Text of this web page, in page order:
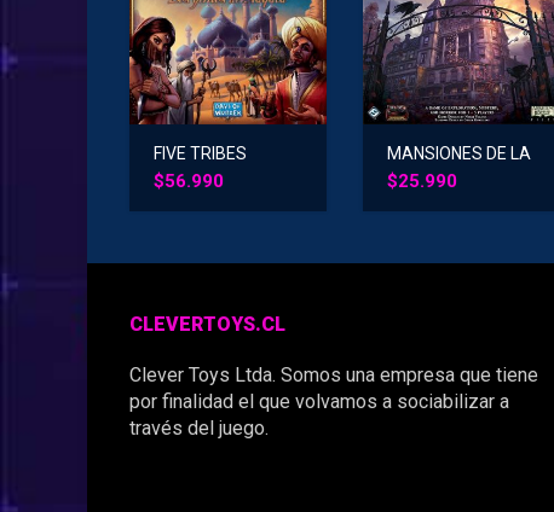
FIVE TRIBES
$56.990
MANSIONES DE LA
LOCURA : EL
$25.990
CLEVERTOYS.CL
Clever Toys Ltda. Somos una empresa que tiene
por finalidad el que volvamos a sociabilizar a
través del juego.